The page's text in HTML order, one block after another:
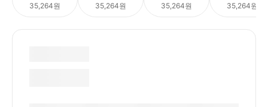
35,264원 35,264원 35,264원 35,264원